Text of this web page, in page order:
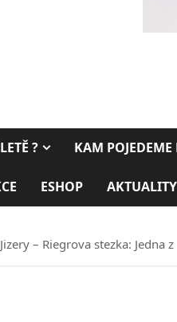
? KAM POJEDEME
ESHOP AKTUALITY
– Riegrova stezka: Jedna